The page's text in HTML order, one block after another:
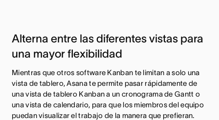
Alterna entre las diferentes vistas para
una mayor flexibilidad
Mientras que otros software Kanban te limitan a solo una
vista de tablero, Asana te permite pasar rápidamente de
una vista de tablero Kanban a un cronograma de Gantt o
una vista de calendario, para que los miembros del equipo
puedan visualizar el trabajo de la manera que prefieran.